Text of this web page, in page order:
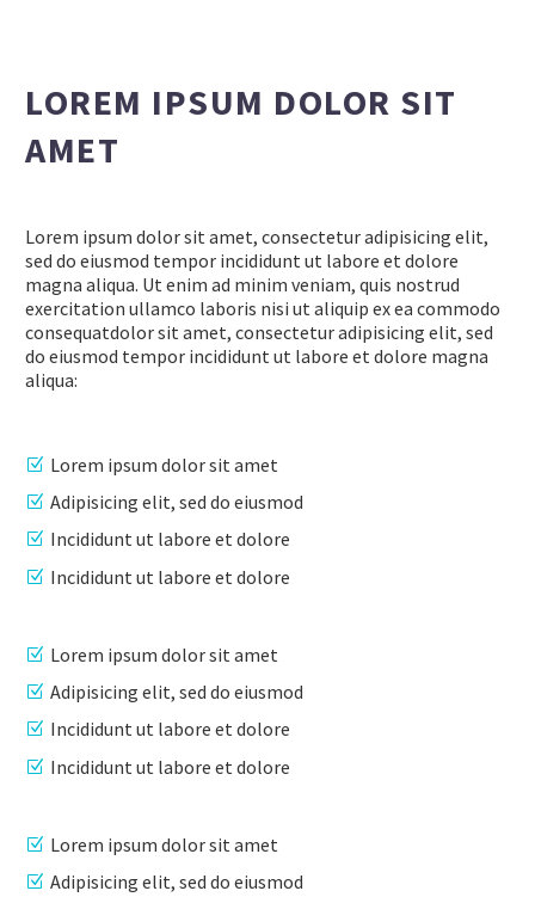
LOREM IPSUM DOLOR SIT
AMET
Lorem ipsum dolor sit amet, consectetur adipisicing elit,
sed do eiusmod tempor incididunt ut labore et dolore
magna aliqua. Ut enim ad minim veniam, quis nostrud
exercitation ullamco laboris nisi ut aliquip ex ea commodo
consequatdolor sit amet, consectetur adipisicing elit, sed
do eiusmod tempor incididunt ut labore et dolore magna
aliqua:
Lorem ipsum dolor sit amet
Adipisicing elit, sed do eiusmod
Incididunt ut labore et dolore
Incididunt ut labore et dolore
Lorem ipsum dolor sit amet
Adipisicing elit, sed do eiusmod
Incididunt ut labore et dolore
Incididunt ut labore et dolore
Lorem ipsum dolor sit amet
Adipisicing elit, sed do eiusmod